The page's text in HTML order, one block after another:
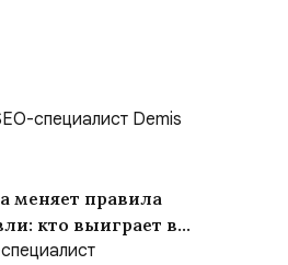
специалист Demis
меняет правила
кто выиграет в